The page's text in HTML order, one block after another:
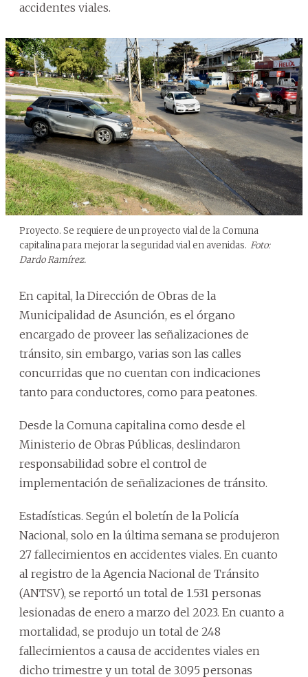
accidentes viales.
Proyecto. Se requiere de un proyecto vial de la Comuna
capitalina para mejorar la seguridad vial en avenidas. Foto:
Dardo Ramírez.
En capital, la Dirección de Obras de la
Municipalidad de Asunción, es el órgano
encargado de proveer las señalizaciones de
tránsito, sin embargo, varias son las calles
concurridas que no cuentan con indicaciones
tanto para conductores, como para peatones.
Desde la Comuna capitalina como desde el
Ministerio de Obras Públicas, deslindaron
responsabilidad sobre el control de
implementación de señalizaciones de tránsito.
Estadísticas. Según el boletín de la Policía
Nacional, solo en la última semana se produjeron
27 fallecimientos en accidentes viales. En cuanto
al registro de la Agencia Nacional de Tránsito
(ANTSV), se reportó un total de 1.531 personas
lesionadas de enero a marzo del 2023. En cuanto a
mortalidad, se produjo un total de 248
fallecimientos a causa de accidentes viales en
dicho trimestre y un total de 3.095 personas